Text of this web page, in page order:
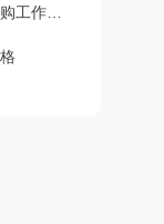
定制工作服的裁剪工艺网购工作服要求